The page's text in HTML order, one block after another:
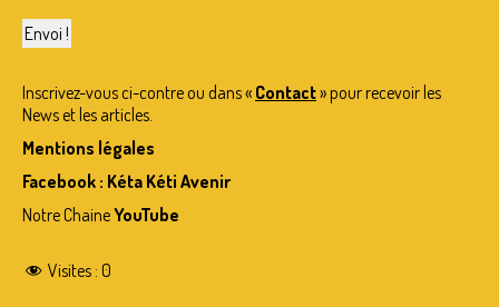
Inscrivez-vous ci-contre ou dans « Contact» pour recevoir les
News et les articles.
Mentions légales
Facebook : Kéta Kéti Avenir
Notre ChaineYouTube
Visites : 0